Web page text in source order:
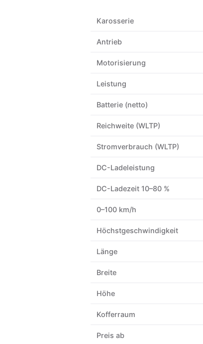
Karosserie
Antrieb
Motorisierung
Leistung
Batterie (netto)
Reichweite (WLTP)
Stromverbrauch (WLTP)
DC-Ladeleistung
DC-Ladezeit 10–80 %
0–100 km/h
Höchstgeschwindigkeit
Länge
Breite
Höhe
Kofferraum
Preis ab